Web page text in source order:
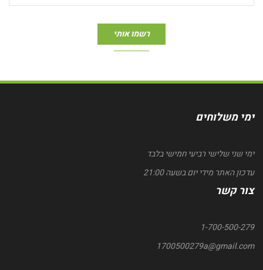
ימי משלוחים
ימי שני שלישי רביעי חמישי בלבד
עדכון האתר מידי יום בשעה 21:00
צור קשר
1-700-500-279
1700500279a@gmail.com